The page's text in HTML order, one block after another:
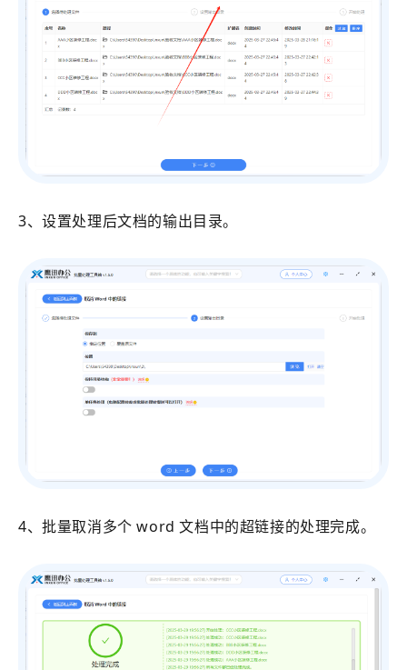
3、设置处理后文档的输出目录。
4、批量取消多个 word 文档中的超链接的处理完成。